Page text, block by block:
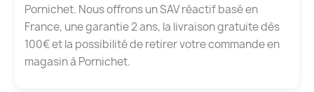
Pornichet. Nous offrons un SAV réactif basé en
France, une garantie 2 ans, la livraison gratuite dès
100€ et la possibilité de retirer votre commande en
magasin à Pornichet.